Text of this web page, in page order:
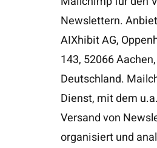
Newslettern.
AIXhibit AG,
143, 52066 Aachen,
Deutschland.
Dienst, mit dem
Versand von
organisiert und